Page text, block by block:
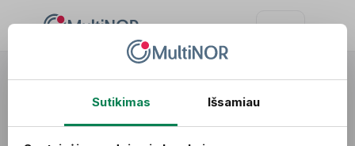
Paslaugos
Paslaugos Norvegijoje
Sutikimas Išsamiau